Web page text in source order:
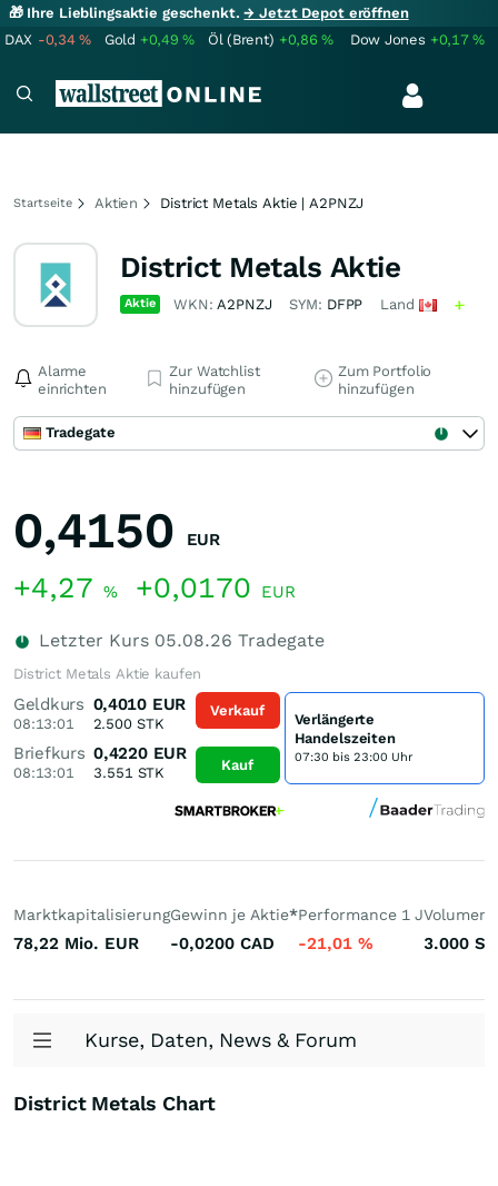
🎁 Ihre Lieblingsaktie geschenkt.→ Jetzt Depot eröffnen
DAX -0,34% Gold +0,49% Öl (Brent) +0,86% Dow Jones +0,17%
Startseite Aktien District Metals Aktie | A2PNZJ
District Metals Aktie
Aktie WKN:A2PNZJ SYM: DFPP Land
Alarme
einrichten
Zur Watchlist
hinzufügen
Zum Portfolio
hinzufügen
Tradegate
0,4150 EUR
+4,27 % +0,0170 EUR
Letzter Kurs 05.08.26 Tradegate
District Metals Aktie kaufen
Geldkurs
08:13:01
0,4010 EUR
2.500STK
Briefkurs
08:13:01
0,4220 EUR
3.551 STK
Verkauf
Kauf
Verlängerte
Handelszeiten
07:30 bis 23:00 Uhr
Marktkapitalisierung
78,22 Mio. EUR
Gewinn je Aktie*
-0,0200 CAD
Performance 1 J
-21,01 %
Volumen
3.000 St.
Kurse, Daten, News & Forum
District Metals Chart